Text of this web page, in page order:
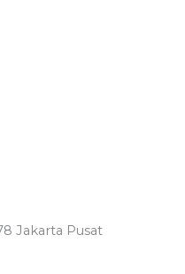
Jakarta Pusat